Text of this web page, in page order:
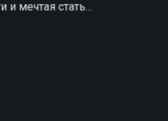
и мечтая стать
Рэнди встречает лишь
его на край пропасти и
Облачившись в
и вооружившись
отправляется в